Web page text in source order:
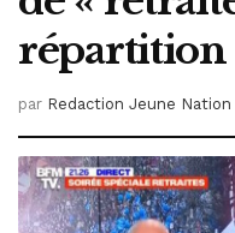
répartition
par Redaction Jeune Nation